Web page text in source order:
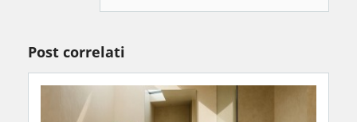
Post correlati